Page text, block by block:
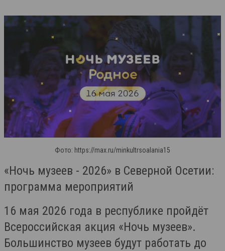
Фото: https://max.ru/minkultrsoalania15
«Ночь музеев - 2026» в Северной Осетии:
программа мероприятий
16 мая 2026 года в республике пройдёт
Всероссийская акция «Ночь музеев».
Большинство музеев будут работать до